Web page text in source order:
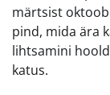
märtsist
pind, mida ära
lihtsamini
katus.